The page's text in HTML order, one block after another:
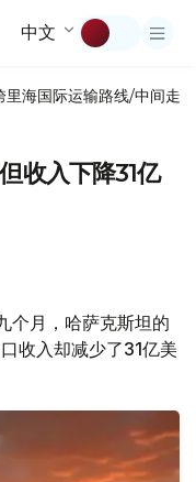
中文
里海国际运输路线/中间走廊
收入下降31亿
个月，哈萨克斯坦的
收入却减少了31亿美